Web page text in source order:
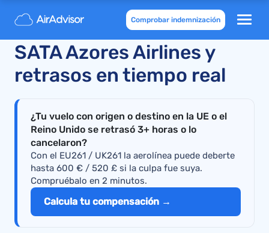
Comprobar indemnización
Vuelos cancelados de
SATA Azores Airlines y
retrasos en tiempo real
¿Tu vuelo con origen o destino en la UE o el
Reino Unido se retrasó 3+ horas o lo
cancelaron?
Con el EU261 / UK261 la aerolínea puede deberte
hasta 600 € / 520 £ si la culpa fue suya.
Compruébalo en 2 minutos.
Calcula tu compensación →